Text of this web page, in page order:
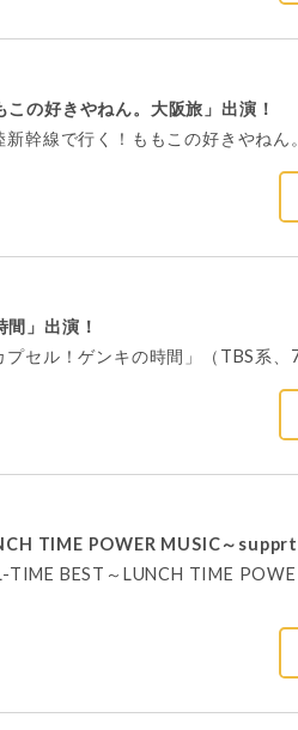
の好きやねん。大阪旅」出演！
幹線で行く！ももこの好きやね
」出演！
セル！ゲンキの時間」（TBS系、
TIME POWER MUSIC～
TIME BEST～LUNCH TIME